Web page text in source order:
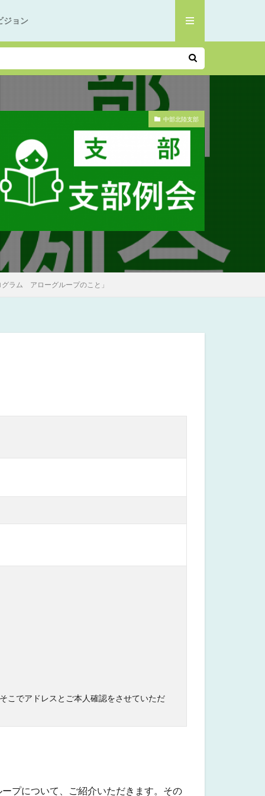
ジョン
中部北陸支部
ラム アローグループのこと」
こでアドレスとご本人確認をさせていただ
プについて、ご紹介いただきます。その